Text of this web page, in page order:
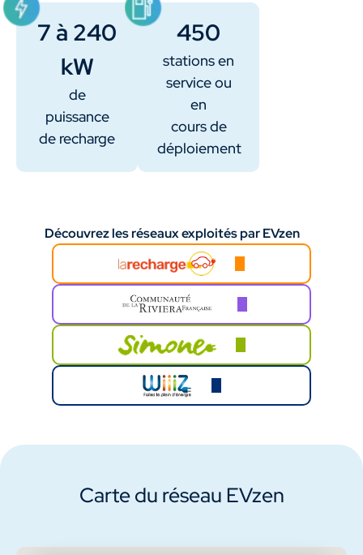
7 à 240
kW
de
puissance
de recharge
450
stations en
service ou
en
cours de
déploiement
Découvrez les réseaux exploités par EVzen
Carte du réseau EVzen